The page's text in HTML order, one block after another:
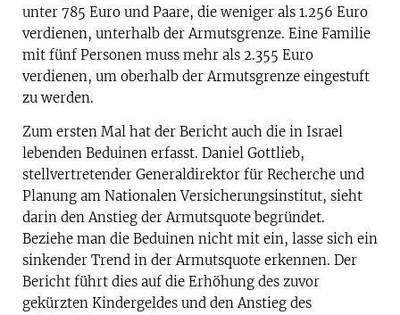
unter 785 Euro und Paare, die weniger als 1.256 Euro
verdienen, unterhalb der Armutsgrenze. Eine Familie
mit fünf Personen muss mehr als 2.355 Euro
verdienen, um oberhalb der Armutsgrenze eingestuft
zu werden.
Zum ersten Mal hat der Bericht auch die in Israel
lebenden Beduinen erfasst. Daniel Gottlieb,
stellvertretender Generaldirektor für Recherche und
Planung am Nationalen Versicherungsinstitut, sieht
darin den Anstieg der Armutsquote begründet.
Beziehe man die Beduinen nicht mit ein, lasse sich ein
sinkender Trend in der Armutsquote erkennen. Der
Bericht führt dies auf die Erhöhung des zuvor
gekürzten Kindergeldes und den Anstieg des